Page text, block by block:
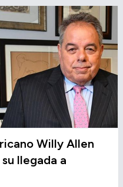
Willy Allen
llegada a